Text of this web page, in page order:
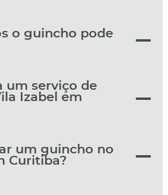
o guincho pode
um serviço de
Izabel em
um guincho no
Curitiba?